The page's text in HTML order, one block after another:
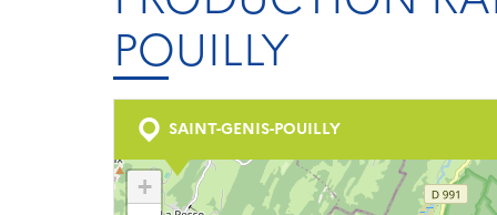
POUILLY
SAINT-GENIS-POUILLY
+